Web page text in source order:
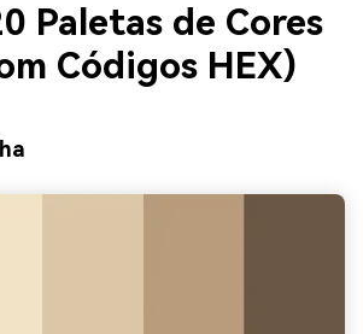
Paletas de Cores
Códigos HEX)